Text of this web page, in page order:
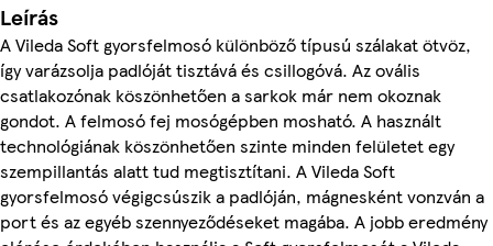
Leírás
A Vileda Soft gyorsfelmosó különböző típusú szálakat ötvöz,
így varázsolja padlóját tisztává és csillogóvá. Az ovális
csatlakozónak köszönhetően a sarkok már nem okoznak
gondot. A felmosó fej mosógépben mosható. A használt
technológiának köszönhetően szinte minden felületet egy
szempillantás alatt tud megtisztítani. A Vileda Soft
gyorsfelmosó végigcsúszik a padlóján, mágnesként vonzván a
port és az egyéb szennyeződéseket magába. A jobb eredmény